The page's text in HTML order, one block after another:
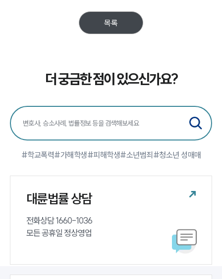
사례분석/최신동향
법률정보
법률지식인
고객후기
업무분야
학교폭력전문변호사
법률 블로그
목록
더 궁금한 점이 있으신가요?
#학교폭력#가해학생#피해학생#소년범죄#청소년 성매매
대륜법률 상담
전화상담 1660-1036
모든 공휴일 정상영업